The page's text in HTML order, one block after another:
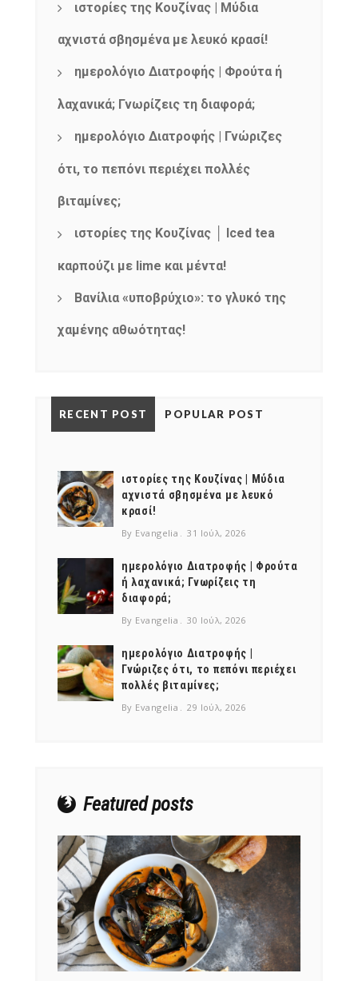
ιστορίες της Κουζίνας | Μύδια
αχνιστά σβησμένα με λευκό κρασί!
ημερολόγιο Διατροφής | Φρούτα ή
λαχανικά; Γνωρίζεις τη διαφορά;
ημερολόγιο Διατροφής | Γνώριζες
ότι, το πεπόνι περιέχει πολλές
βιταμίνες;
ιστορίες της Κουζίνας │ Iced tea
καρπούζι με lime και μέντα!
Βανίλια «υποβρύχιο»: το γλυκό της
χαμένης αθωότητας!
RECENT POST POPULAR POST
ιστορίες της Κουζίνας | Μύδια
αχνιστά σβησμένα με λευκό
κρασί!
By Evangelia 31 Ιούλ, 2026
ημερολόγιο Διατροφής | Φρούτα
ή λαχανικά; Γνωρίζεις τη
διαφορά;
By Evangelia 30 Ιούλ, 2026
ημερολόγιο Διατροφής |
Γνώριζες ότι, το πεπόνι περιέχει
πολλές βιταμίνες;
By Evangelia 29 Ιούλ, 2026
Featured posts